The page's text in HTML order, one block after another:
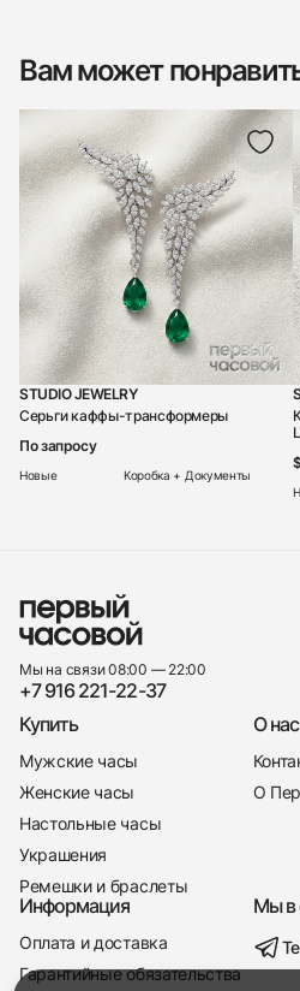
+7 916
Вам может
STUDIO JEWELRY
Серьги каффы-трансформеры
По запросу
Новые Коробка + Документы
Мы на связи 08:00 — 22:00
+7 916 221-22-37
Купить
Мужские часы
Женские часы
Настольные часы
Украшения
Ремешки и браслеты
О нас
О
Информация
Оплата и доставка
Гарантийные обязательства
Мы в